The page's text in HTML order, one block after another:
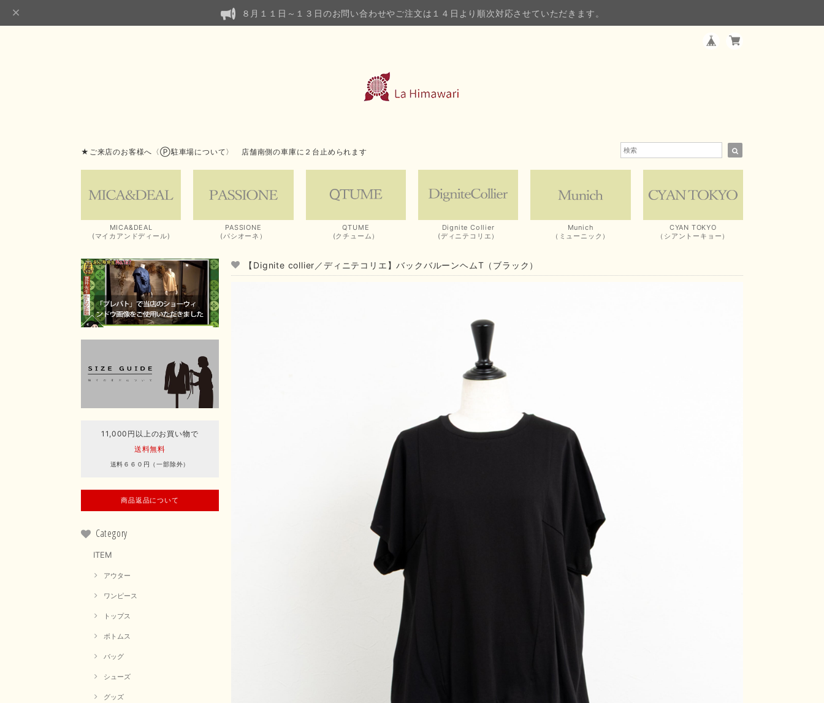
８月１１日～１３日のお問い合わせやご注文は１４日より順次対応させていただきます。
★ご来店のお客様へ〈Ⓟ駐車場について〉 店舗南側の車庫に２台止められます
MICA&DEAL
(マイカアンドディール)
PASSIONE
(パシオーネ）
QTUME
(クチューム）
Dignite Collier
(ディニテコリエ）
Munich
（ミューニック）
CYAN TOKYO
（シアントーキョー）
11,000円以上のお買い物で
送料無料
送料６６０円（一部除外）
商品返品について
Category
ITEM
アウター
ワンピース
トップス
ボトムス
バッグ
シューズ
グッズ
【Dignite collier／ディニテコリエ】バックバルーンヘムT（ブラック）